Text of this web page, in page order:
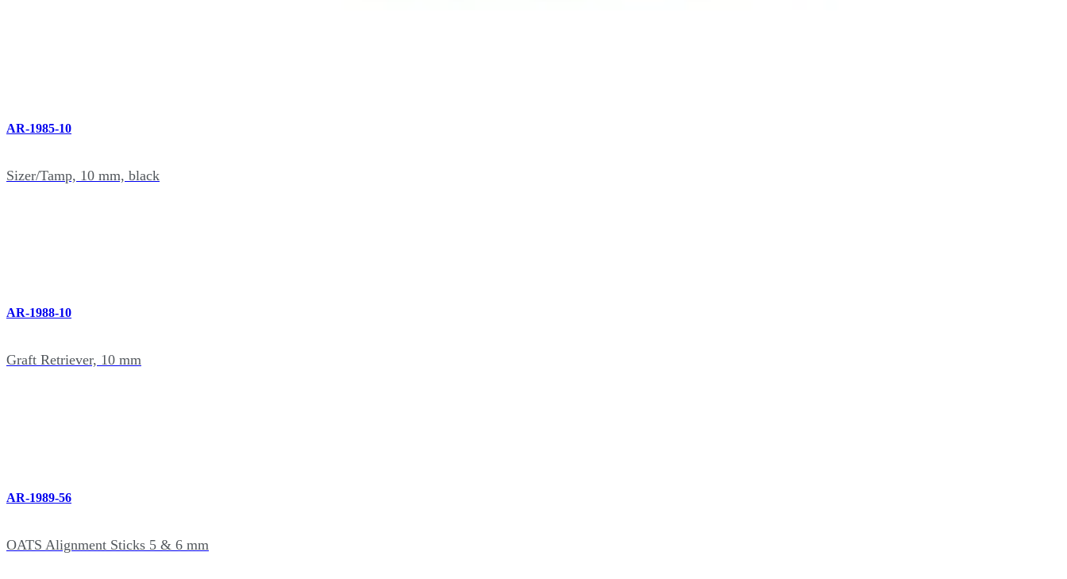
AR-1985-10
Sizer/Tamp, 10 mm, black
AR-1988-10
Graft Retriever, 10 mm
AR-1989-56
OATS Alignment Sticks 5 & 6 mm